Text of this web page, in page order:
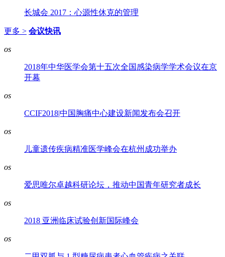
长城会 2017：心源性休克的管理
更多 > 会议快讯
os
2018年中华医学会第十五次全国感染病学学术会议在京
开幕
os
CCIF2018|中国胸痛中心建设新闻发布会召开
os
儿童遗传疾病精准医学峰会在杭州成功举办
os
爱思唯尔卓越科研论坛，推动中国青年研究者成长
os
2018 亚洲临床试验创新国际峰会
os